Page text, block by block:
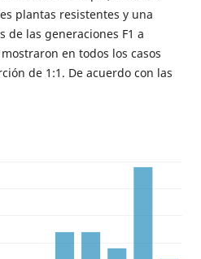
plantas resistentes y una
de las generaciones F1 a
en todos los casos
de 1:1. De acuerdo con las